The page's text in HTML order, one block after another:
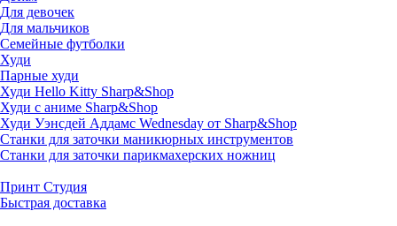
Для девочек
Для мальчиков
Семейные футболки
Худи
Парные худи
Худи Hello Kitty Sharp&Shop
Худи с аниме Sharp&Shop
Худи Уэнсдей Аддамс Wednesday от Sharp&Shop
Станки для заточки маникюрных инструментов
Станки для заточки парикмахерских ножниц
Принт Студия
Быстрая доставка